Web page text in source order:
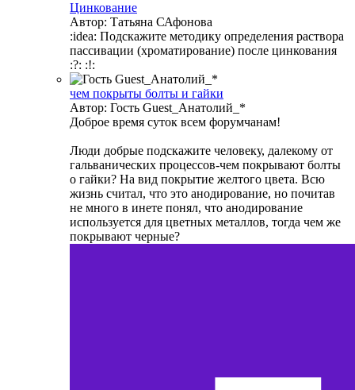
Цинкование
Автор: Татьяна САфонова
:idea: Подскажите методику определения раствора
пассивации (хроматирование) после цинкования
:?: :!:
чем покрыты болты и гайки
Автор: Гость Guest_Анатолий_*
Доброе время суток всем форумчанам!
Люди добрые подскажите человеку, далекому от
гальванических процессов-чем покрывают болты
о гайки? На вид покрытие желтого цвета. Всю
жизнь считал, что это анодирование, но почитав
не много в инете понял, что анодирование
используется для цветных металлов, тогда чем же
покрывают черные?